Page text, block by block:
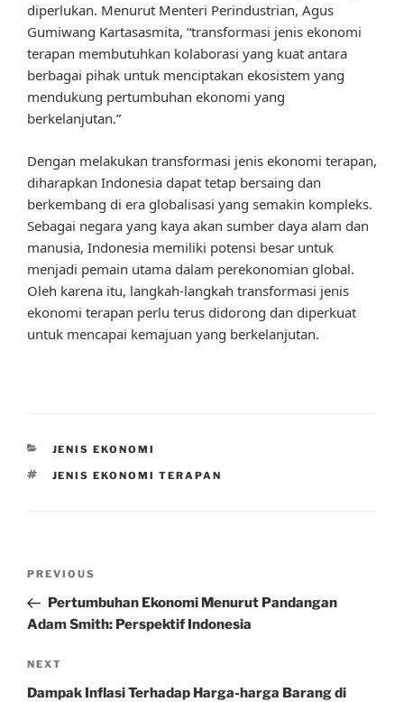
diperlukan. Menurut Menteri Perindustrian, Agus
Gumiwang Kartasasmita, “transformasi jenis ekonomi
terapan membutuhkan kolaborasi yang kuat antara
berbagai pihak untuk menciptakan ekosistem yang
mendukung pertumbuhan ekonomi yang
berkelanjutan.”
Dengan melakukan transformasi jenis ekonomi terapan,
diharapkan Indonesia dapat tetap bersaing dan
berkembang di era globalisasi yang semakin kompleks.
Sebagai negara yang kaya akan sumber daya alam dan
manusia, Indonesia memiliki potensi besar untuk
menjadi pemain utama dalam perekonomian global.
Oleh karena itu, langkah-langkah transformasi jenis
ekonomi terapan perlu terus didorong dan diperkuat
untuk mencapai kemajuan yang berkelanjutan.
CATEGORIES
JENIS EKONOMI
TAGS
JENIS EKONOMI TERAPAN
Previous
Post
PREVIOUS
Pertumbuhan Ekonomi Menurut Pandangan
Adam Smith: Perspektif Indonesia
Next
Post
NEXT
Dampak Inflasi Terhadap Harga-harga Barang di